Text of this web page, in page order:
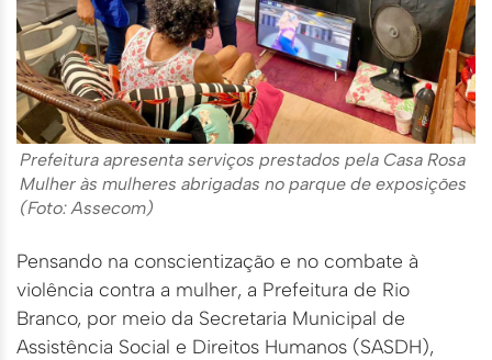
Prefeitura apresenta serviços prestados pela Casa Rosa
Mulher às mulheres abrigadas no parque de exposições
(Foto: Assecom)
Pensando na conscientização e no combate à
violência contra a mulher, a Prefeitura de Rio
Branco, por meio da Secretaria Municipal de
Assistência Social e Direitos Humanos (SASDH),